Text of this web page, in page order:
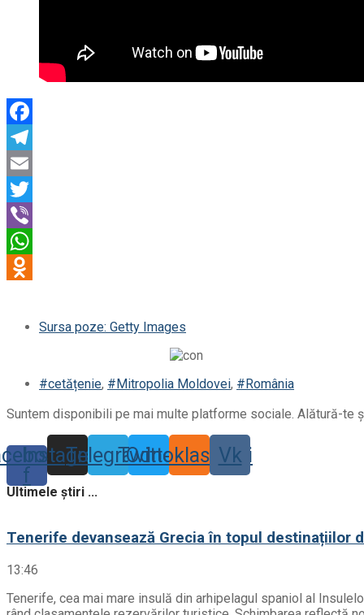
Sursa poze: Getty Images
#cetățenie, #Mitropolia Moldovei, #România
Suntem disponibili pe mai multe platforme sociale. Alătură-te
f
Instagram
TelegramTwitter
Odnoklassniki
Vk
Ultimele știri ...
Tenerife devansează Grecia în topul destinațiilor
13:46
Tenerife, cea mai mare insulă din arhipelagul spaniol al